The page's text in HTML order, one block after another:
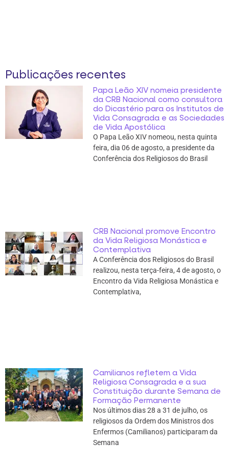
Publicações recentes
Papa Leão XIV nomeia presidente
da CRB Nacional como consultora
do Dicastério para os Institutos de
Vida Consagrada e as Sociedades
de Vida Apostólica
O Papa Leão XIV nomeou, nesta quinta
feira, dia 06 de agosto, a presidente da
Conferência dos Religiosos do Brasil
CRB Nacional promove Encontro
da Vida Religiosa Monástica e
Contemplativa
A Conferência dos Religiosos do Brasil
realizou, nesta terça-feira, 4 de agosto, o
Encontro da Vida Religiosa Monástica e
Contemplativa,
Camilianos refletem a Vida
Religiosa Consagrada e a sua
Constituição durante Semana de
Formação Permanente
Nos últimos dias 28 a 31 de julho, os
religiosos da Ordem dos Ministros dos
Enfermos (Camilianos) participaram da
Semana